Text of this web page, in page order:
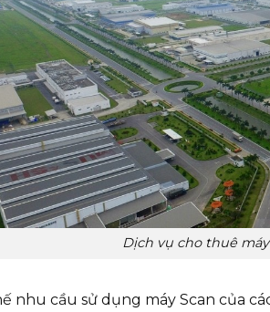
Dịch vụ cho thuê
nhu cầu sử dụng máy Scan của